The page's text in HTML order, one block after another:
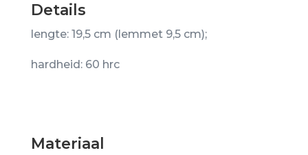
Details
lengte: 19,5 cm (lemmet 9,5 cm);
hardheid: 60 hrc
Materiaal